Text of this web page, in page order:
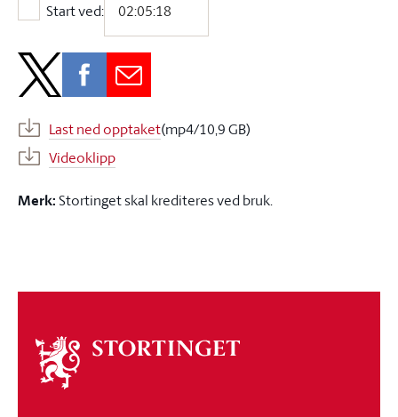
Start ved:
Start ved:
Last ned opptaket(mp4/10,9 GB)
Videoklipp
Merk:Stortinget skal krediteres ved bruk.
Om
stortinget